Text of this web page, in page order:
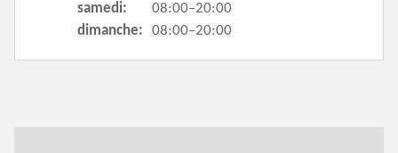
samedi:
08:00–20:00
dimanche:
08:00–20:00